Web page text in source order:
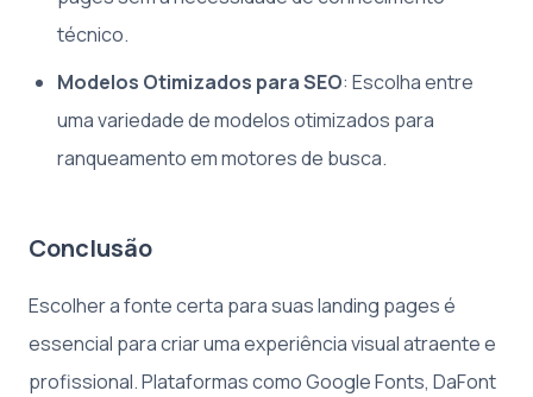
técnico.
Modelos Otimizados para SEO: Escolha entre
uma variedade de modelos otimizados para
ranqueamento em motores de busca.
Conclusão
Escolher a fonte certa para suas landing pages é
essencial para criar uma experiência visual atraente e
profissional. Plataformas como Google Fonts, DaFont